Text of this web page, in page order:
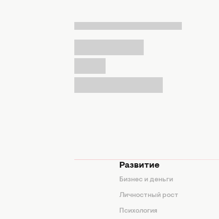
Развитие
Бизнес и деньги
Личностный рост
Психология